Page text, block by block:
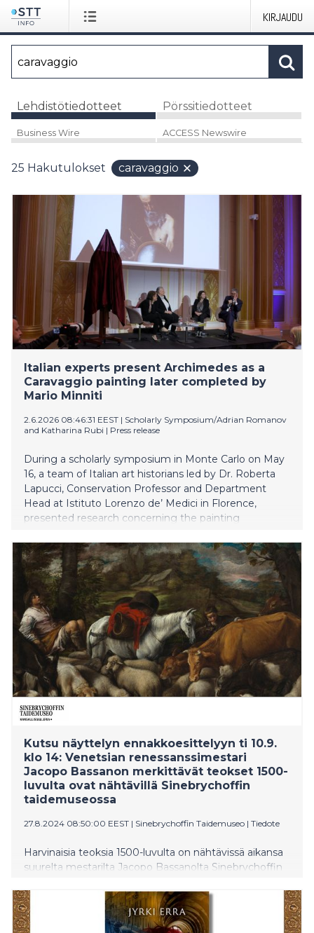
KIRJAUDU
Lehdistötiedotteet Pörssitiedotteet
Business Wire ACCESS Newswire
25 Hakutulokset caravaggio
Italian experts present Archimedes as a
Caravaggio painting later completed by
Mario Minniti
2.6.2026 08:46:31 EEST | Scholarly Symposium/Adrian Romanov
and Katharina Rubi | Press release
During a scholarly symposium in Monte Carlo on May
16, a team of Italian art historians led by Dr. Roberta
Lapucci, Conservation Professor and Department
Head at Istituto Lorenzo de’ Medici in Florence,
presented research concerning the painting
Kutsu näyttelyn ennakkoesittelyyn ti 10.9.
klo 14: Venetsian renessanssimestari
Jacopo Bassanon merkittävät teokset 1500-
luvulta ovat nähtävillä Sinebrychoffin
taidemuseossa
27.8.2024 08:50:00 EEST | Sinebrychoffin Taidemuseo | Tiedote
Harvinaisia teoksia 1500-luvulta on nähtävissä aikansa
suurelta mestarilta Jacopo Bassanolta Sinebrychoffin
kuvaaja loi uuden maalaustaiteen lajin, jonka myötä
menestys oli taattu. Kansallisgallerian kokoelmaan
kuuluvien Bassanon teosten materiaalitutkimus